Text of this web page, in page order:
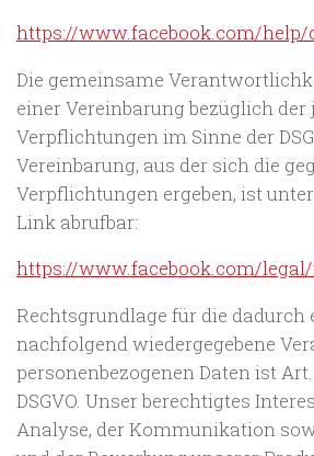
https://www.facebook.com/help/
Die gemeinsame
einer Vereinbarung bezüglich
Verpflichtungen im Sinne der
Vereinbarung, aus der sich die
Verpflichtungen ergeben, ist
Link abrufbar:
https://www.facebook.com/
Rechtsgrundlage für die dadurch
nachfolgend wiedergegebene
personenbezogenen Daten ist Art.
DSGVO. Unser berechtigtes
Analyse, der Kommunikation